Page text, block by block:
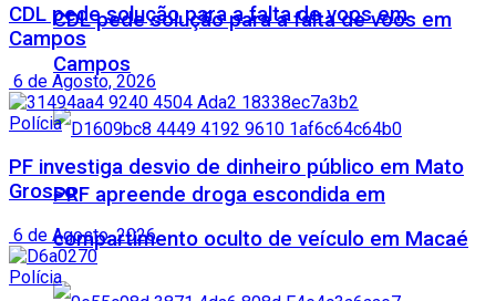
CDL pede solução para a falta de voos em
Campos
PRF apreende droga escondida em
compartimento oculto de veículo em Macaé
CDL pede solução para a falta de voos em
Campos
6 de Agosto, 2026
Polícia
PF investiga desvio de dinheiro público em Mato
Grosso
6 de Agosto, 2026
Polícia